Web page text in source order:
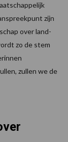
zijn
over land-
zo de stem
zullen we de